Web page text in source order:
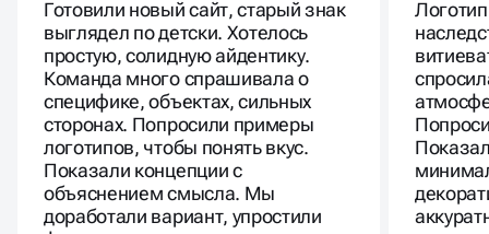
Готовили новый сайт, старый знак
выглядел по детски. Хотелось
простую, солидную айдентику.
Команда много спрашивала о
специфике, объектах, сильных
сторонах. Попросили примеры
логотипов, чтобы понять вкус.
Показали концепции с
объяснением смысла. Мы
доработали вариант, упростили